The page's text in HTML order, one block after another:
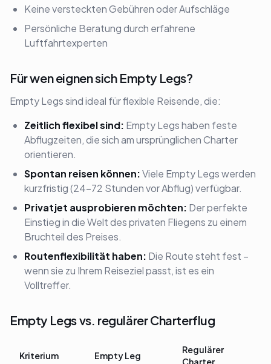
Keine versteckten Gebühren oder Aufschläge
Persönliche Beratung durch erfahrene
Luftfahrtexperten
Für wen eignen sich Empty Legs?
Empty Legs sind ideal für flexible Reisende, die:
Zeitlich flexibel sind: Empty Legs haben feste
Abflugzeiten, die sich am ursprünglichen Charter
orientieren.
Spontan reisen können:Viele Empty Legs werden
kurzfristig (24-72 Stunden vor Abflug) verfügbar.
Privatjet ausprobieren möchten: Der perfekte
Einstieg in die Welt des privaten Fliegens zu einem
Bruchteil des Preises.
Routenflexibilität haben: Die Route steht fest –
wenn sie zu Ihrem Reiseziel passt, ist es ein
Volltreffer.
Empty Legs vs. regulärer Charterflug
Kriterium Empty Leg
Regulärer
Charter